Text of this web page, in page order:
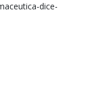
dice-